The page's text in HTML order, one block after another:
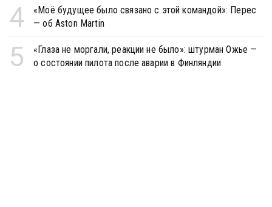
4
«Моё будущее было связано с этой командой»: Перес
— об Aston Martin
5
«Глаза не моргали, реакции не было»: штурман Ожье —
о состоянии пилота после аварии в Финляндии